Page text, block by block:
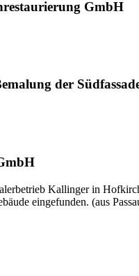
GmbH
der
Kallinger in
eingefunden. (aus